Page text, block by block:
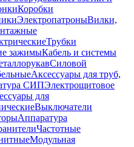
Коробки
ЭлектропатроныВилки,
Трубки
зажимыКабель и системы
Силовой
Аксессуары для труб,
СИПЭлектрощитовое
для
Выключатели
Аппаратура
Частотные
Модульная